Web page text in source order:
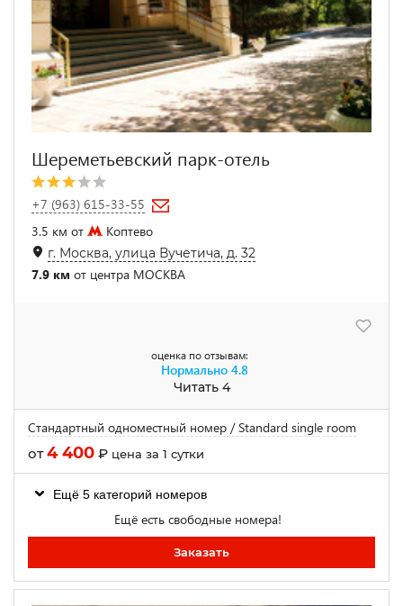
Шереметьевский парк-отель
+7 (963) 615-33-55
3.5 км от
Коптево
г. Москва, улица Вучетича, д. 32
7.9 км от центра МОСКВА
оценка по отзывам:
Нормально 4.8
Читать 4
Стандартный одноместный номер / Standard single room
от4 400 ₽ цена за 1 сутки
Ещё 5 категорий номеров
Ещё есть свободные номера!
Заказать